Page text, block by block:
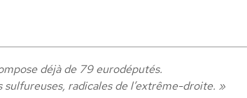
déjà de 79 eurodéputés.
radicales de l’extrême-droite. »